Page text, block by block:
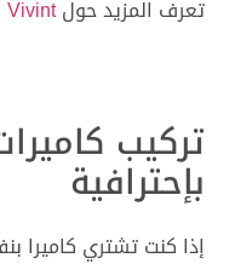
تعرف المزيد حولVivint
بإحترافية
إذا كنت تشتري كاميرا